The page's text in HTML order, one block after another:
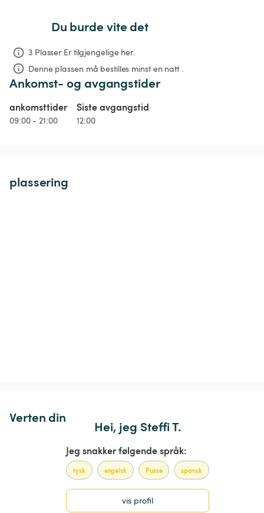
Du burde vite det
3 Plasser Er tilgjengelige her.
Denne plassen må bestilles minst en natt .
Ankomst- og avgangstider
ankomsttider
09:00 - 21:00
Siste avgangstid
12:00
plassering
Verten din
Hei, jeg Steffi T.
Jeg snakker følgende språk:
tysk engelsk Pusse spansk
vis profil